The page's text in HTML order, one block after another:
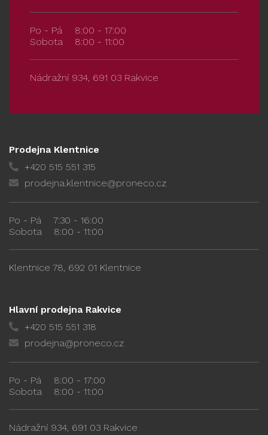
Po - Pá
8:00 - 17:00
Sobota
8:00 - 11:00
Nádražní 934, 691 03 Rakvice
Prodejna Klentnice
+420 515 551 315
prodejna.klentnice@proneco.cz
Po - Pá
7:30 - 16:00
Sobota
8:00 - 11:00
Klentnice 78, 692 01 Klentnice
Hlavní prodejna Rakvice
+420 515 551 318
prodejna@proneco.cz
Po - Pá
8:00 - 17:00
Sobota
8:00 - 11:00
Nádražní 934, 691 03 Rakvice